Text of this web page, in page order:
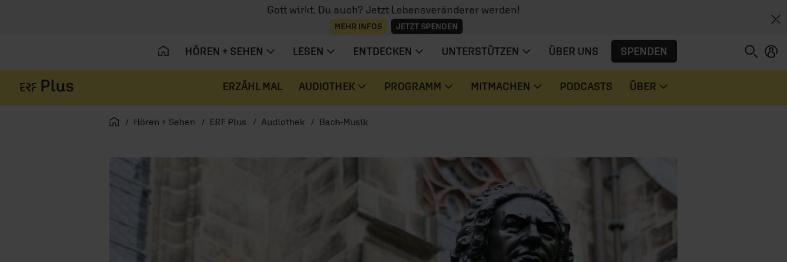
Gott wirkt. Du auch? Jetzt Lebensveränderer werden!
MEHR INFOS JETZT SPENDEN
HÖREN + SEHEN LESEN ENTDECKEN UNTERSTÜTZEN ÜBER UNS SPENDEN
ERZÄHL MAL AUDIOTHEK PROGRAMM MITMACHEN PODCASTS ÜBER
Startseite
Hören + Sehen ERF Plus Audiothek Bach-Musik